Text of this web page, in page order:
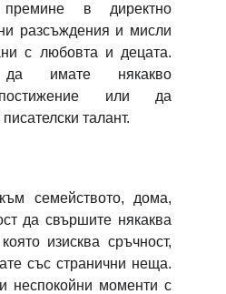
в директно
разсъждения и мисли
с любовта и децата.
имате някакво
постижение или да
талант.
семейството, дома,
да свършите някаква
изисква сръчност,
със странични неща.
неспокойни моменти с